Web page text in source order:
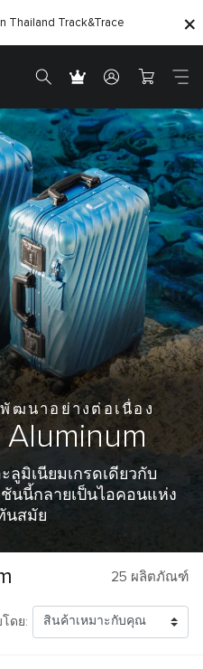
Thailand Track&Trace
ฒนาอย่างต่อเนื่อง
Aluminum
มิเนียมเกรดเดียวกับ
นนี้กลายเป็นไอคอนแห่ง
นสมัย
25 ผลิตภัณฑ์
โดย: